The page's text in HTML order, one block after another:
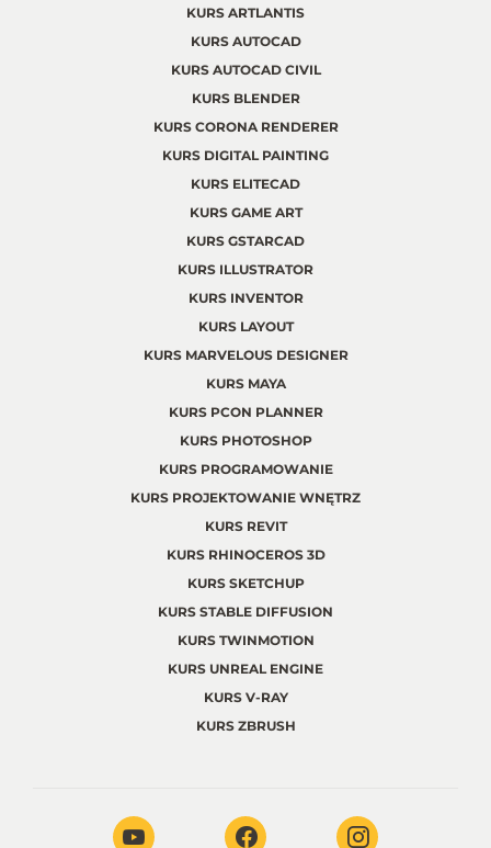
KURS ARTLANTIS
KURS AUTOCAD
KURS AUTOCAD CIVIL
KURS BLENDER
KURS CORONA RENDERER
KURS DIGITAL PAINTING
KURS ELITECAD
KURS GAME ART
KURS GSTARCAD
KURS ILLUSTRATOR
KURS INVENTOR
KURS LAYOUT
KURS MARVELOUS DESIGNER
KURS MAYA
KURS PCON PLANNER
KURS PHOTOSHOP
KURS PROGRAMOWANIE
KURS PROJEKTOWANIE WNĘTRZ
KURS REVIT
KURS RHINOCEROS 3D
KURS SKETCHUP
KURS STABLE DIFFUSION
KURS TWINMOTION
KURS UNREAL ENGINE
KURS V-RAY
KURS ZBRUSH